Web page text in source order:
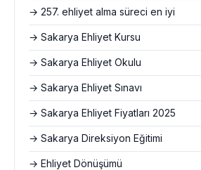
→ 257. ehliyet alma süreci en iyi
→ Sakarya Ehliyet Kursu
→ Sakarya Ehliyet Okulu
→ Sakarya Ehliyet Sınavı
→ Sakarya Ehliyet Fiyatları 2025
→ Sakarya Direksiyon Eğitimi
→ Ehliyet Dönüşümü